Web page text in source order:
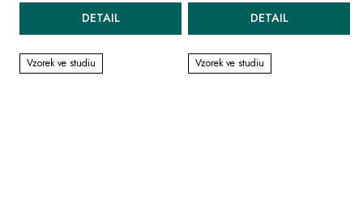
DETAIL DETAIL
Vzorek ve studiu Vzorek ve studiu